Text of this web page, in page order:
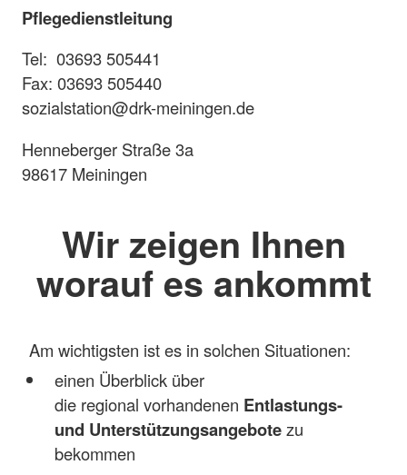
Pflegedienstleitung
Tel: 03693 505441
Fax: 03693 505440
sozialstation@drk-meiningen.de
Henneberger Straße 3a
98617 Meiningen
Wir zeigen Ihnen
worauf es ankommt
Am wichtigsten ist es in solchen Situationen:
einen Überblick über
die regional vorhandenen Entlastungs-
und Unterstützungsangebotezu
bekommen